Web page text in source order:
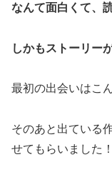
なんて面白くて、
しかもストーリー
最初の出会いはこ
そのあと出ている
せてもらいました！